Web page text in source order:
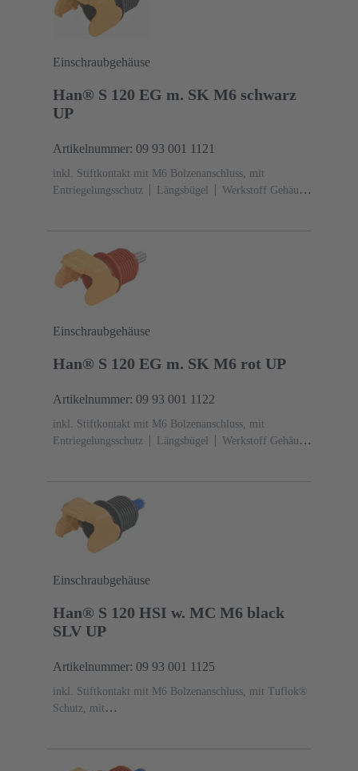
Einschraubgehäuse
Han® S 120 EG m. SK M6 schwarz
UP
Artikelnummer: 09 93 001 1121
inkl. Stiftkontakt mit M6 Bolzenanschluss, mit
Entriegelungsschutz
Längsbügel
Werkstoff Gehäuse:
Einschraubgehäuse
Han® S 120 EG m. SK M6 rot UP
Artikelnummer: 09 93 001 1122
inkl. Stiftkontakt mit M6 Bolzenanschluss, mit
Entriegelungsschutz
Längsbügel
Werkstoff Gehäuse:
Einschraubgehäuse
Han® S 120 HSI w. MC M6 black
SLV UP
Artikelnummer: 09 93 001 1125
inkl. Stiftkontakt mit M6 Bolzenanschluss, mit Tuflok®
Schutz, mit